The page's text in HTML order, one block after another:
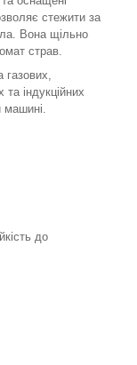
стежити за
Вона щільно
страв.
індукційних
до